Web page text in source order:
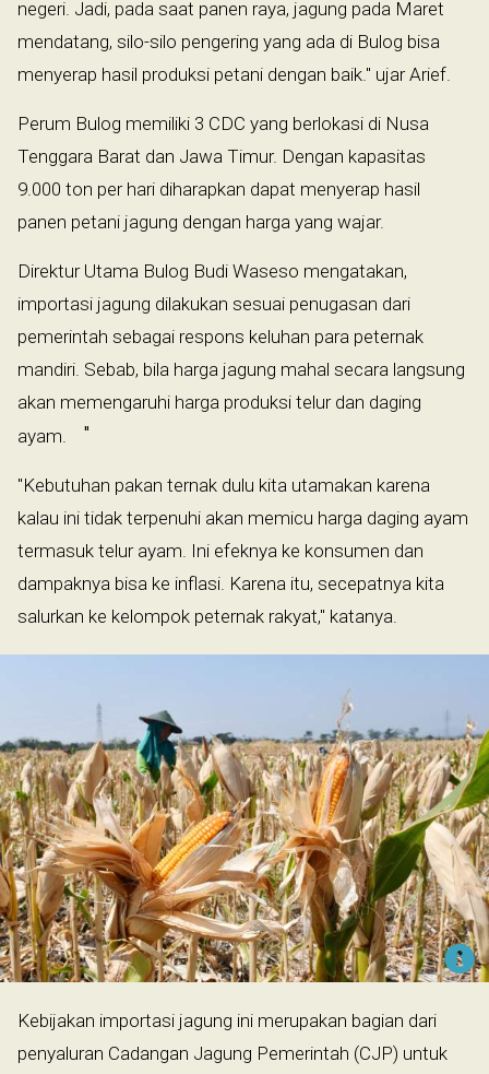
negeri. Jadi, pada saat panen raya, jagung pada Maret
mendatang, silo-silo pengering yang ada di Bulog bisa
menyerap hasil produksi petani dengan baik." ujar Arief.
Perum Bulog memiliki 3 CDC yang berlokasi di Nusa
Tenggara Barat dan Jawa Timur. Dengan kapasitas
9.000 ton per hari diharapkan dapat menyerap hasil
panen petani jagung dengan harga yang wajar.
Direktur Utama Bulog Budi Waseso mengatakan,
importasi jagung dilakukan sesuai penugasan dari
pemerintah sebagai respons keluhan para peternak
mandiri. Sebab, bila harga jagung mahal secara langsung
akan memengaruhi harga produksi telur dan daging
ayam.
"
"Kebutuhan pakan ternak dulu kita utamakan karena
kalau ini tidak terpenuhi akan memicu harga daging ayam
termasuk telur ayam. Ini efeknya ke konsumen dan
dampaknya bisa ke inflasi. Karena itu, secepatnya kita
salurkan ke kelompok peternak rakyat," katanya.
Kebijakan importasi jagung ini merupakan bagian dari
penyaluran Cadangan Jagung Pemerintah (CJP) untuk